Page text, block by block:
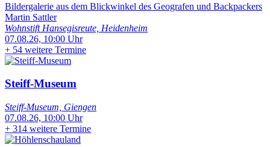
Bildergalerie aus dem Blickwinkel des Geografen und Backpackers
Martin Sattler
Wohnstift Hansegisreute, Heidenheim
07.08.26, 10:00 Uhr
+ 54 weitere Termine
Steiff-Museum
Steiff-Museum, Giengen
07.08.26, 10:00 Uhr
+ 314 weitere Termine